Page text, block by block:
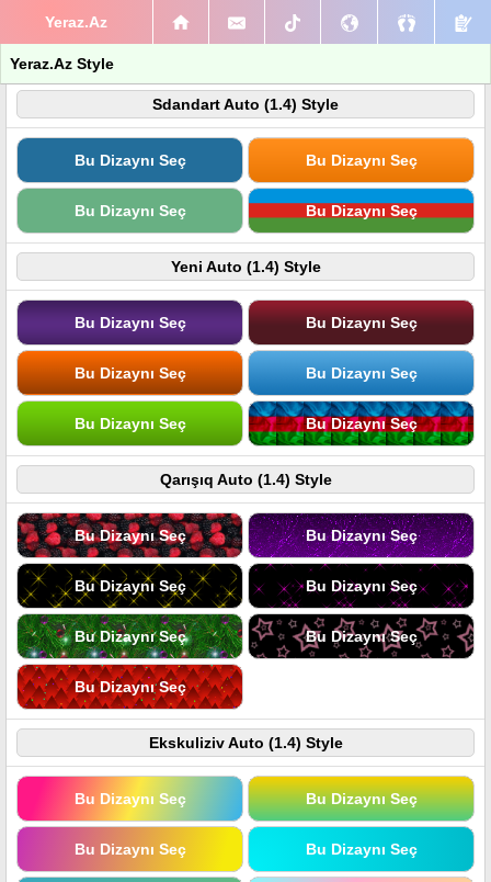
Yeraz.Az
Yeraz.Az Style
Sdandart Auto (1.4) Style
Bu Dizaynı Seç Bu Dizaynı Seç
Bu Dizaynı Seç Bu Dizaynı Seç
Yeni Auto (1.4) Style
Bu Dizaynı Seç Bu Dizaynı Seç
Bu Dizaynı Seç Bu Dizaynı Seç
Bu Dizaynı Seç Bu Dizaynı Seç
Qarışıq Auto (1.4) Style
Bu Dizaynı Seç Bu Dizaynı Seç
Bu Dizaynı Seç Bu Dizaynı Seç
Bu Dizaynı Seç Bu Dizaynı Seç
Bu Dizaynı Seç
Ekskuliziv Auto (1.4) Style
Bu Dizaynı Seç Bu Dizaynı Seç
Bu Dizaynı Seç Bu Dizaynı Seç